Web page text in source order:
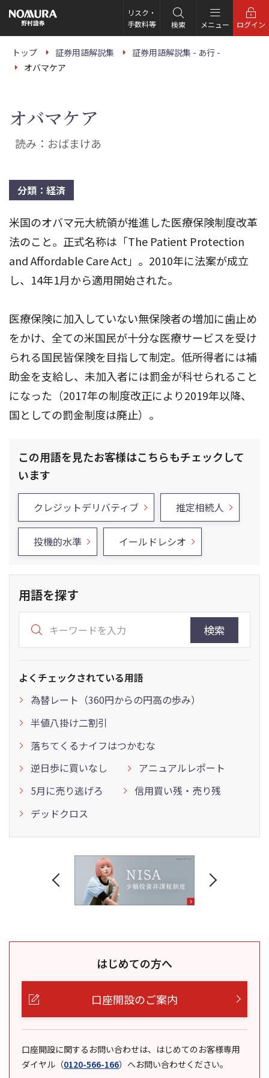
の
ー
リスク・
手数料等
検索 メニュー ログイン
トップ 証券用語解説集
証券用語解説集 - あ行 -
オバマケア
オバマケア
読み：おばまけあ
分類：経済
米国のオバマ元大統領が推進した医療保険制度改革
法のこと。正式名称は「The Patient Protection
and Affordable Care Act」。2010年に法案が成立
し、14年1月から適用開始された。
医療保険に加入していない無保険者の増加に歯止め
をかけ、全ての米国民が十分な医療サービスを受け
られる国民皆保険を目指して制定。低所得者には補
助金を支給し、未加入者には罰金が科せられること
になった（2017年の制度改正により2019年以降、
国としての罰金制度は廃止）。
この用語を見たお客様はこちらもチェックして
います
クレジットデリバティブ 推定相続人
投機的水準 イールドレシオ
用語を探す
検索
よくチェックされている用語
為替レート（360円からの円高の歩み）
半値八掛け二割引
落ちてくるナイフはつかむな
逆日歩に買いなし
アニュアルレポート
5月に売り逃げろ
信用買い残・売り残
デッドクロス
はじめての方へ
口座開設のご案内
口座開設に関するお問い合わせは、はじめてのお客様専用
ダイヤル （0120-566-166） へお問い合わせください。